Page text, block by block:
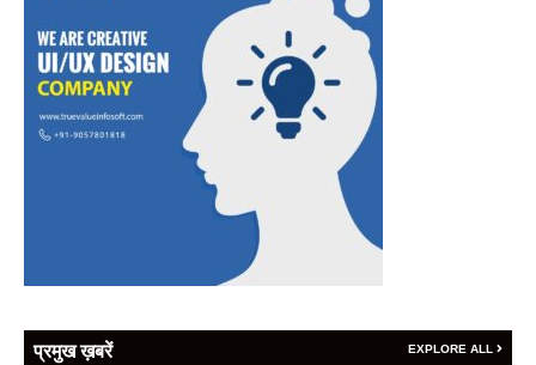
प्रमुख ख़बरें EXPLORE ALL